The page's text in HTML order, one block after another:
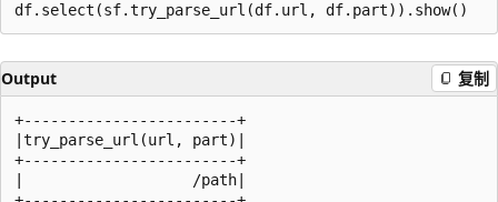
Output 复制
+------------------------+
|try_parse_url(url, part)|
+------------------------+
|                   /path|